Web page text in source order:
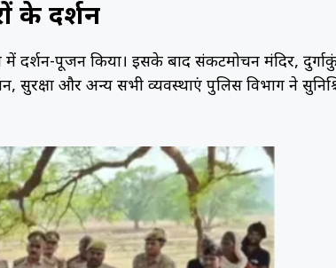
के दर्शन
दर्शन-पूजन किया। इसके बाद संकटमोचन मंदिर,
सुरक्षा और अन्य सभी व्यवस्थाएं पुलिस विभाग ने